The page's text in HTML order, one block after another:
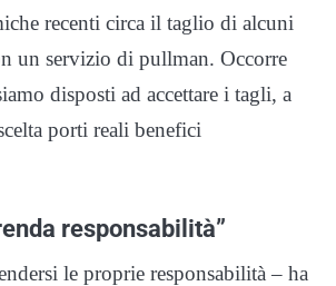
recenti circa il taglio di alcuni
un servizio di pullman. Occorre
disposti ad accettare i tagli, a
porti reali benefici
responsabilità”
le proprie responsabilità – ha